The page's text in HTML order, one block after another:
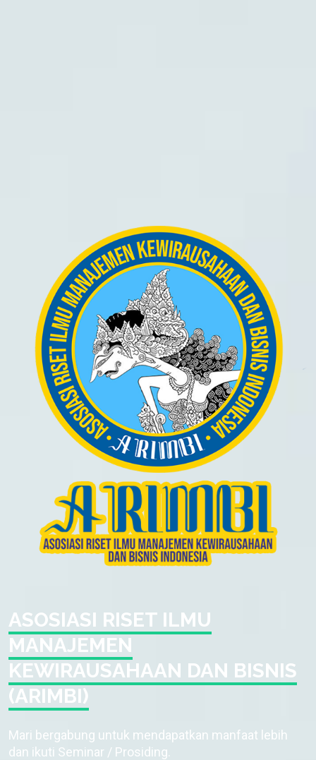
ASOSIASI RISET ILMU
MANAJEMEN
KEWIRAUSAHAAN DAN BISNIS
(ARIMBI)
Mari bergabung untuk mendapatkan manfaat lebih
dan ikuti Seminar / Prosiding.